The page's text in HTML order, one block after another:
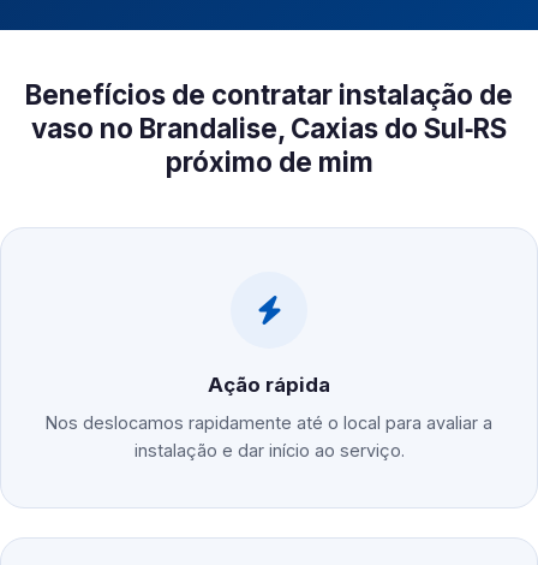
Benefícios de contratar instalação de
vaso no Brandalise, Caxias do Sul‑RS
próximo de mim
Ação rápida
Nos deslocamos rapidamente até o local para avaliar a
instalação e dar início ao serviço.